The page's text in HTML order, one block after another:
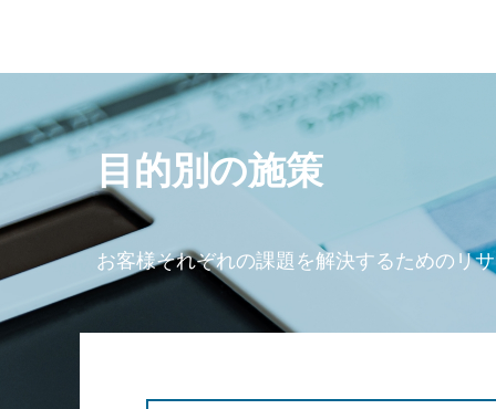
目的別の施策
お客様それぞれの課題を解決するためのリ